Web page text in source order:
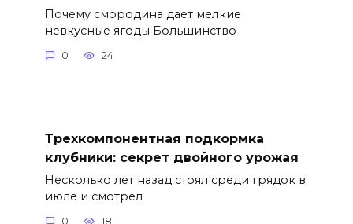
Почему смородина дает мелкие
невкусные ягоды Большинство
0 24
Трехкомпонентная подкормка
клубники: секрет двойного урожая
Несколько лет назад стоял среди грядок в
июле и смотрел
0 18